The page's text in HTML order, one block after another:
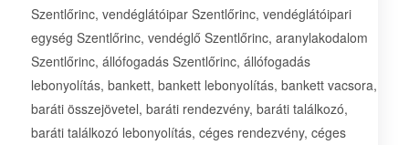
Szentlőrinc, vendéglátóipar Szentlőrinc, vendéglátóipari
egység Szentlőrinc, vendéglő Szentlőrinc, aranylakodalom
Szentlőrinc, állófogadás Szentlőrinc, állófogadás
lebonyolítás, bankett, bankett lebonyolítás, bankett vacsora,
baráti összejövetel, baráti rendezvény, baráti találkozó,
baráti találkozó lebonyolítás, céges rendezvény, céges